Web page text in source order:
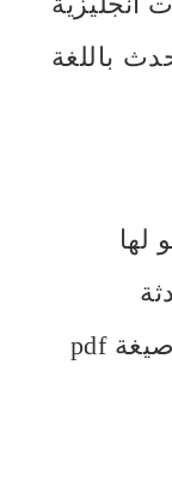
باللغة
لها
بالصوت والصورة ويمكنك أيضا تحميل هذه المحادثات على صيغة pdf